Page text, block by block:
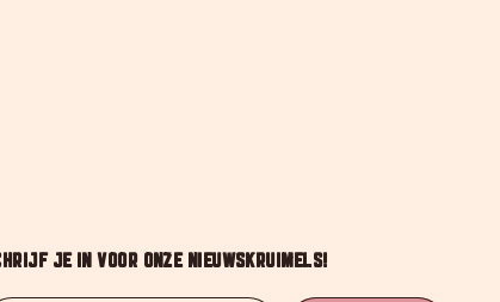
JE IN VOOR ONZE NIEUWSKRUIMELS!